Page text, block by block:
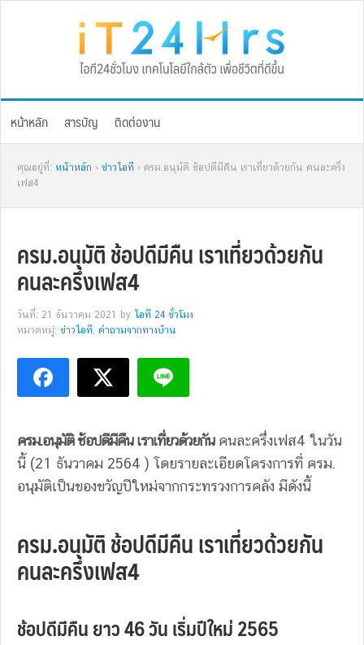
หน้าหลัก สารบัญ ติดต่องาน
คุณอยู่ที่: หน้าหลัก › ข่าวไอที › ครม.อนุมัติ ช้อปดีมีคืน เราเที่ยวด้วยกัน คนละครึ่ง
เฟส4
ครม.อนุมัติ ช้อปดีมีคืน เราเที่ยวด้วยกัน
คนละครึ่งเฟส4
วันที่: 21 ธันวาคม 2021 by ไอที 24 ชั่วโมง
หมวดหมู่: ข่าวไอที, คำถามจากทางบ้าน
ครม.อนุมัติ ช้อปดีมีคืน เราเที่ยวด้วยกันคนละครึ่งเฟส4 ในวัน
นี้ (21 ธันวาคม 2564 ) โดยรายละเอียดโครงการที่ ครม.
อนุมัติเป็นของขวัญปีใหม่จากกระทรวงการคลัง มีดังนี้
ครม.อนุมัติ ช้อปดีมีคืน เราเที่ยวด้วยกัน
คนละครึ่งเฟส4
ช้อปดีมีคืน ยาว 46 วัน เริ่มปีใหม่ 2565